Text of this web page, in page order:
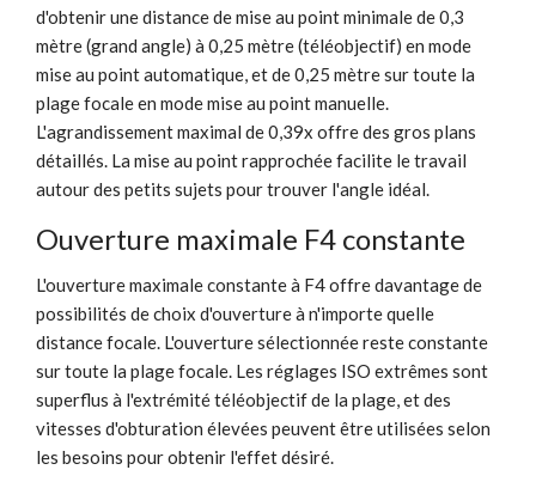
d'obtenir une distance de mise au point minimale de 0,3
mètre (grand angle) à 0,25 mètre (téléobjectif) en mode
mise au point automatique, et de 0,25 mètre sur toute la
plage focale en mode mise au point manuelle.
L'agrandissement maximal de 0,39x offre des gros plans
détaillés. La mise au point rapprochée facilite le travail
autour des petits sujets pour trouver l'angle idéal.
Ouverture maximale F4 constante
L'ouverture maximale constante à F4 offre davantage de
possibilités de choix d'ouverture à n'importe quelle
distance focale. L'ouverture sélectionnée reste constante
sur toute la plage focale. Les réglages ISO extrêmes sont
superflus à l'extrémité téléobjectif de la plage, et des
vitesses d'obturation élevées peuvent être utilisées selon
les besoins pour obtenir l'effet désiré.